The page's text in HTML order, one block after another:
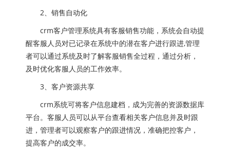
2、销售自动化
crm客户管理系统具有客服销售功能，系统会自动提
醒客服人员对已记录在系统中的潜在客户进行跟进,管理
者可以通过系统及时了解客服销售全过程，通过分析，
及时优化客服人员的工作效率。
3、客户资源共享
crm系统可将客户信息建档，成为完善的资源数据库
平台。客服人员可以从平台查看相关客户信息并及时跟
进，管理者可以观察客户的跟进情况，准确把控客户，
提高客户的成交率。